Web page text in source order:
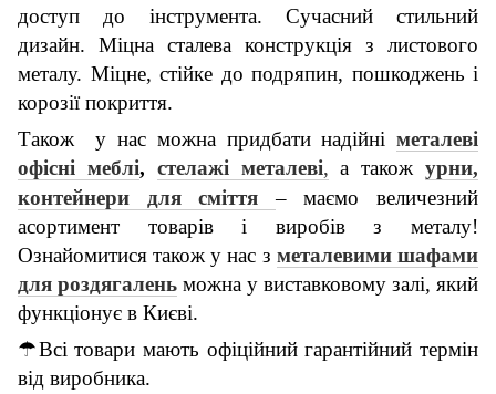
доступ до інструмента. Сучасний стильний
дизайн. Міцна сталева конструкція з листового
металу. Міцне, стійке до подряпин, пошкоджень і
корозії покриття.
Також у нас можна придбати надійніметалеві
офісні меблі, стелажі металеві, а також урни,
контейнери для сміття
–маємо величезний
асортимент товарів і виробів з металу!
Ознайомитися також у нас з металевими шафами
для роздягалень можна у виставковому залі, який
функціонує в Києві.
☂Всі товари мають офіційний гарантійний термін
від виробника.